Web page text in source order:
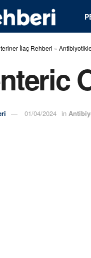
İlaç Rehberi »
01/04/2024 in